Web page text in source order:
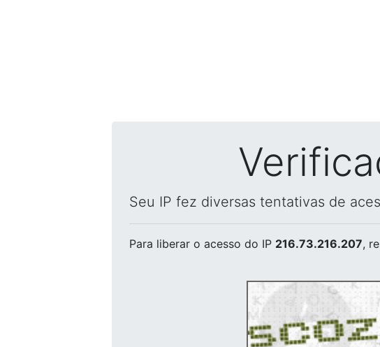
Seu IP fez diversas tentativas de
Para liberar o acesso do IP 216.73.216.207,